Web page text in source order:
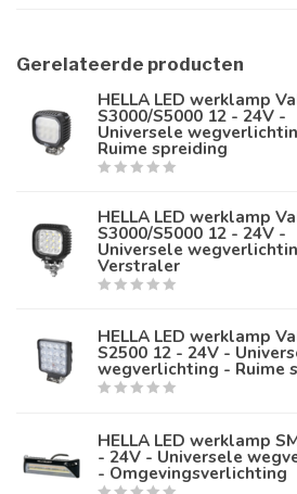
Gerelateerde producten
HELLA LED werklamp
S3000/S5000 12 - 24V -
Universele
Ruime spreiding
HELLA LED werklamp
S3000/S5000 12 - 24V -
Universele
Verstraler
HELLA LED werklamp
S2500 12 - 24V -
wegverlichting - Ruime
HELLA LED werklamp
- 24V - Universele
- Omgevingsverlichting